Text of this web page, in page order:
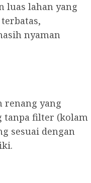
luas lahan yang
nyaman
renang yang
tanpa filter (kolam
sesuai dengan